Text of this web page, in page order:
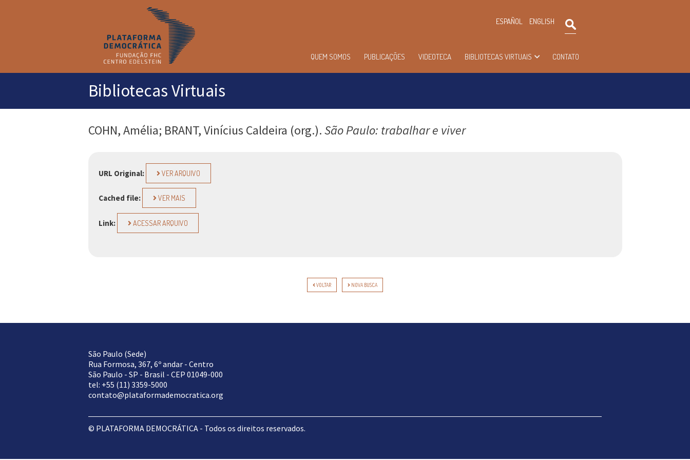
ESPAÑOL ENGLISH
QUEM SOMOS PUBLICAÇÕES VIDEOTECA BIBLIOTECAS VIRTUAIS CONTATO
Bibliotecas Virtuais
COHN, Amélia; BRANT, Vinícius Caldeira (org.).São Paulo: trabalhar e viver
URL Original: VER ARQUIVO
Cached file: VER MAIS
Link: ACESSAR ARQUIVO
VOLTAR NOVA BUSCA
São Paulo (Sede)
Rua Formosa, 367, 6º andar - Centro
São Paulo - SP - Brasil - CEP 01049-000
tel: +55 (11) 3359-5000
contato@plataformademocratica.org
© PLATAFORMA DEMOCRÁTICA - Todos os direitos reservados.